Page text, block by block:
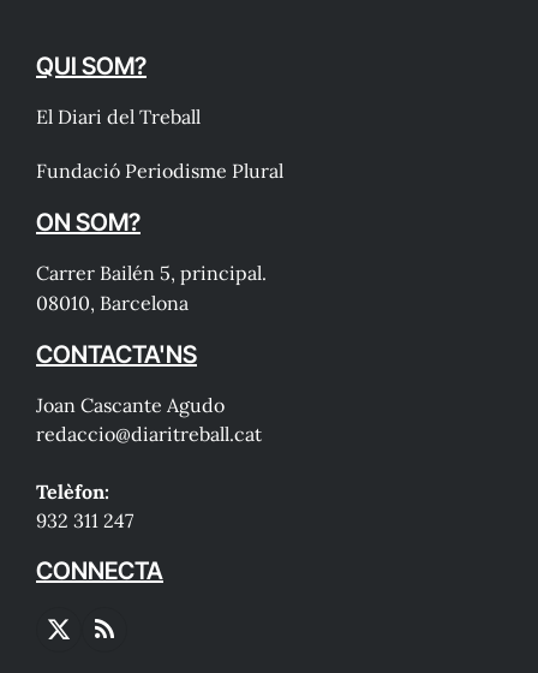
QUI SOM?
El Diari del Treball
Fundació Periodisme Plural
ON SOM?
Carrer Bailén 5, principal.
08010, Barcelona
CONTACTA'NS
Joan Cascante Agudo
redaccio@diaritreball.cat
Telèfon:
932 311 247
CONNECTA
X
RSS